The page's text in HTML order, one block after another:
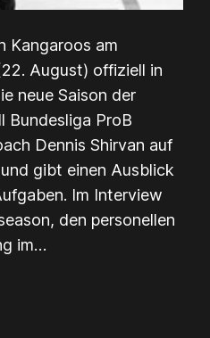
Kangaroos am
August) offiziell in
neue Saison der
Bundesliga ProB
Dennis Shirvan auf
gibt einen Ausblick
Im Interview
den personellen
im…